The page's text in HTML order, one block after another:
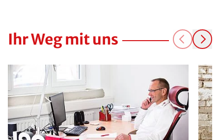
Ihr Weg mit uns